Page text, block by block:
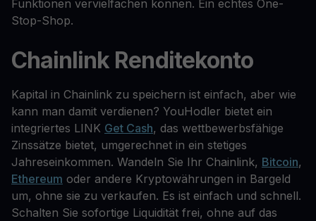
Funktionen vervielfachen können. Ein echtes One-
Stop-Shop.
Chainlink Renditekonto
Kapital in Chainlink zu speichern ist einfach, aber wie
kann man damit verdienen? YouHodler bietet ein
integriertes LINK Get Cash, das wettbewerbsfähige
Zinssätze bietet, umgerechnet in ein stetiges
Jahreseinkommen. Wandeln Sie Ihr Chainlink, Bitcoin,
Ethereum oder andere Kryptowährungen in Bargeld
um, ohne sie zu verkaufen. Es ist einfach und schnell.
Schalten Sie sofortige Liquidität frei, ohne auf das